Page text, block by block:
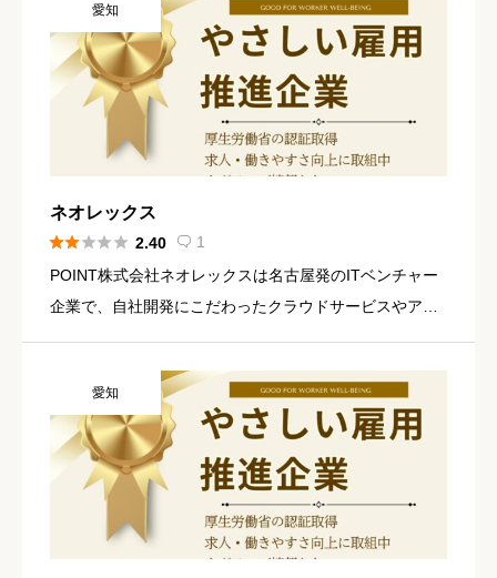
あります。 […]
愛知
ネオレックス
 2.40  1
POINT株式会社ネオレックスは名古屋発のITベンチャー
企業で、自社開発にこだわったクラウドサービスやアプ
ンタイミライ」は大規模市場で国内トップシェアを持
ち、iPadア […]
愛知